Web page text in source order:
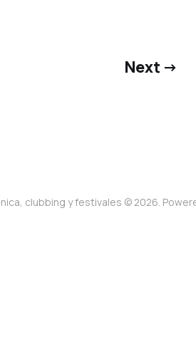
Next →
clubbing y festivales © 2026.